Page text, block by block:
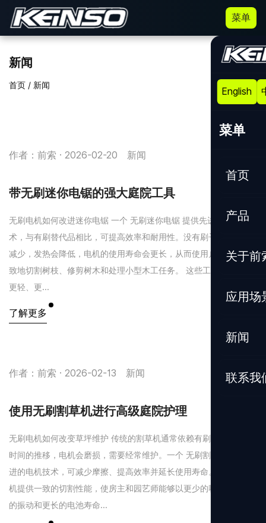
菜单
English
菜单
首页
产品
关于前
应用场
新闻
联系我
新闻
首页 / 新闻
作者：前索 · 2026-02-20 新闻
带无刷迷你电锯的强大庭院工具
无刷电机如何改进迷你电锯 一个 无刷迷你电锯 提供先进的电机技
术，与有刷替代品相比，可提高效率和耐用性。没有刷子，摩擦会
减少，发热会降低，电机的使用寿命会更长，从而使用户能够更一
致地切割树枝、修剪树木和处理小型木工任务。 这些工具更安静、
更轻、更...
了解更多
作者：前索 · 2026-02-13 新闻
使用无刷割草机进行高级庭院护理
无刷电机如何改变草坪维护 传统的割草机通常依赖有刷电机，随着
时间的推移，电机会磨损，需要经常维护。一个 无刷割草机 采用先
进的电机技术，可减少摩擦、提高效率并延长使用寿命。这些割草
机提供一致的切割性能，使房主和园艺师能够以更少的噪音、更低
的振动和更长的电池寿命...